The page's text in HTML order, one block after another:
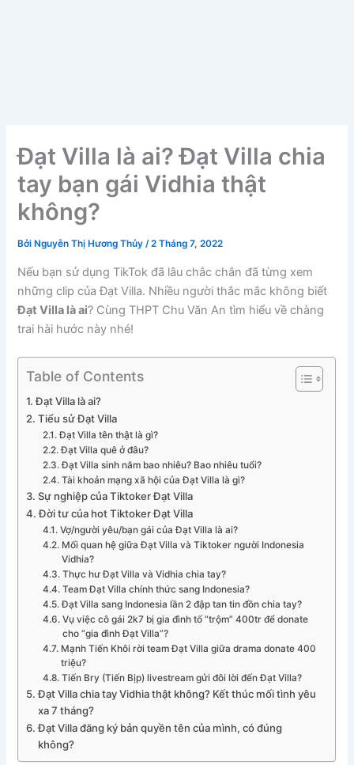
Đạt Villa là ai? Đạt Villa chia
tay bạn gái Vidhia thật
không?
Bởi Nguyễn Thị Hương Thủy/2 Tháng 7, 2022
Nếu bạn sử dụng TikTok đã lâu chắc chắn đã từng xem
những clip của Đạt Villa. Nhiều người thắc mắc không biết
Đạt Villa là ai? Cùng THPT Chu Văn An tìm hiểu về chàng
trai hài hước này nhé!
Table of Contents
Đạt Villa là ai?
Tiểu sử Đạt Villa
Đạt Villa tên thật là gì?
Đạt Villa quê ở đâu?
Đạt Villa sinh năm bao nhiêu? Bao nhiêu tuổi?
Tài khoản mạng xã hội của Đạt Villa là gì?
Sự nghiệp của Tiktoker Đạt Villa
Đời tư của hot Tiktoker Đạt Villa
Vợ/người yêu/bạn gái của Đạt Villa là ai?
Mối quan hệ giữa Đạt Villa và Tiktoker người Indonesia
Vidhia?
Thực hư Đạt Villa và Vidhia chia tay?
Team Đạt Villa chính thức sang Indonesia?
Đạt Villa sang Indonesia lần 2 đập tan tin đồn chia tay?
Vụ việc cô gái 2k7 bị gia đình tố “trộm” 400tr để donate
cho “gia đình Đạt Villa”?
Mạnh Tiến Khôi rời team Đạt Villa giữa drama donate 400
triệu?
Tiến Bry (Tiến Bịp) livestream gửi đôi lời đến Đạt Villa?
Đạt Villa chia tay Vidhia thật không? Kết thúc mối tình yêu
xa 7 tháng?
Đạt Villa đăng ký bản quyền tên của mình, có đúng
không?